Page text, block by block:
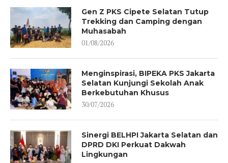
Gen Z PKS Cipete Selatan Tutup
Trekking dan Camping dengan
Muhasabah
01/08/2026
Menginspirasi, BIPEKA PKS Jakarta
Selatan Kunjungi Sekolah Anak
Berkebutuhan Khusus
30/07/2026
Sinergi BELHPI Jakarta Selatan dan
DPRD DKI Perkuat Dakwah
Lingkungan